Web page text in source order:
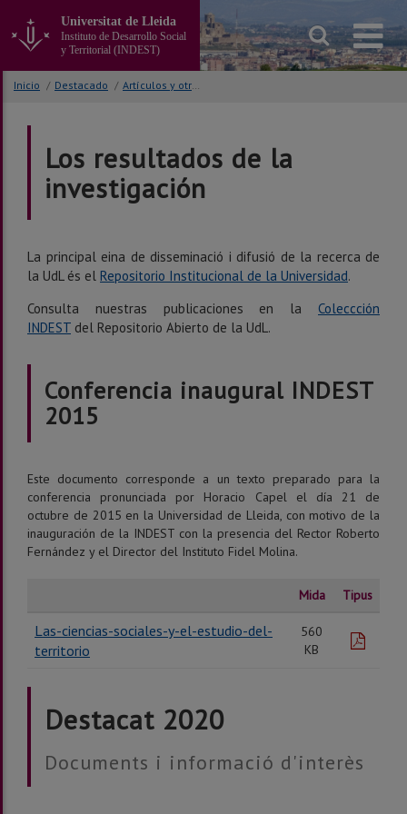
contenido
Universitat de Lleida
Instituto de Desarrollo Social
y Territorial (INDEST)
Inicio / Destacado / Artículos y otras publicaciones científicas
Los resultados de la
investigación
La principal eina de disseminació i difusió de la recerca de
la UdL és el Repositorio Institucional de la Universidad.
Consulta nuestras publicaciones en la Coleccción
INDEST del Repositorio Abierto de la UdL.
Conferencia inaugural INDEST
2015
Este documento corresponde a un texto preparado para la
conferencia pronunciada por Horacio Capel el día 21 de
octubre de 2015 en la Universidad de Lleida, con motivo de la
inauguración de la INDEST con la presencia del Rector Roberto
Fernández y el Director del Instituto Fidel Molina.
Mida Tipus
Las-ciencias-sociales-y-el-estudio-del-
territorio
560
KB
pdf
Destacat 2020
Documents i informació d'interès